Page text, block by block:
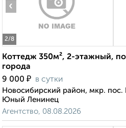
2/8
‹
Коттедж 350м², 2-этажный,
города
9 000 ₽ в сутки
Новосибирский район, мкр.
Юный Ленинец
Агентство, 08.08.2026